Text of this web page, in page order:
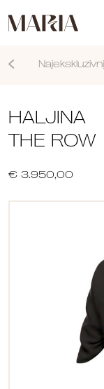
HALJINA
THE ROW
€ 3.950,00